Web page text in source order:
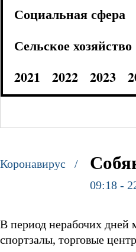
Социальная сфера
Сельское хозяйство
2021
2022 2023
Коронавирус /
09:18 -
В период нерабочих дней
спортзалы, торговые